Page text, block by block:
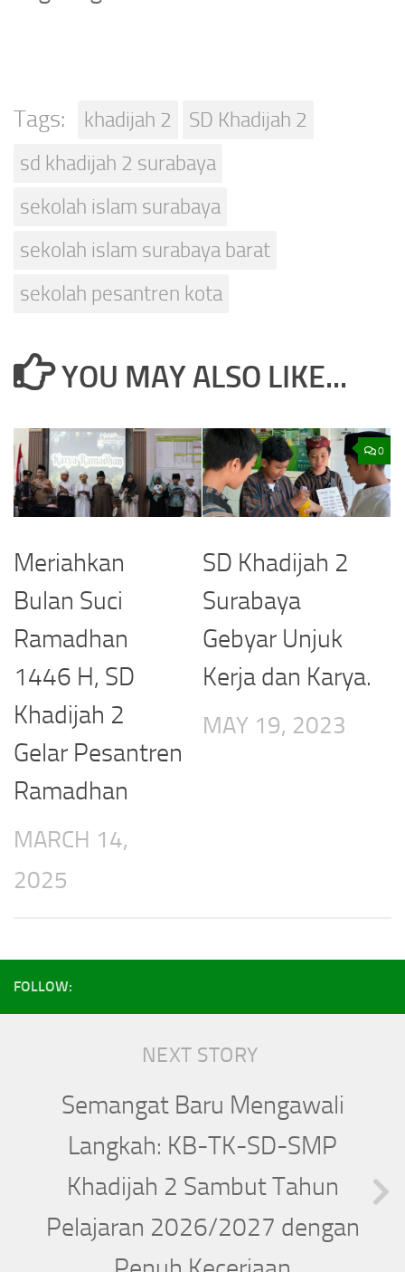
Tags: khadijah 2
SD Khadijah 2
sd khadijah 2 surabaya
sekolah islam surabaya
sekolah islam surabaya barat
sekolah pesantren kota
YOU MAY ALSO LIKE...
Meriahkan
Bulan Suci
Ramadhan
1446 H, SD
Khadijah 2
Gelar Pesantren
Ramadhan
MARCH 14,
2025
0
SD Khadijah 2
Surabaya
Gebyar Unjuk
Kerja dan Karya.
MAY 19, 2023
FOLLOW:
NEXT STORY
Semangat Baru Mengawali
Langkah: KB-TK-SD-SMP
Khadijah 2 Sambut Tahun
Pelajaran 2026/2027 dengan